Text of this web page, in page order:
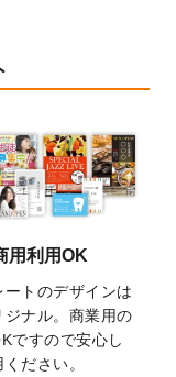
作方法3選！
ンプレート
テッカーが作成で
」を公開いたしまし
し替え・トリミン
ーツを流用する
た。
用利用OK
ートのデザインは
ジナル。商業用の
ですので安心し
ださい。